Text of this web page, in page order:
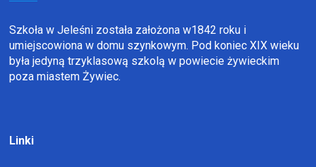
Szkoła w Jeleśni została założona w1842 roku i
umiejscowiona w domu szynkowym. Pod koniec XIX wieku
była jedyną trzyklasową szkolą w powiecie żywieckim
poza miastem Żywiec.
Linki